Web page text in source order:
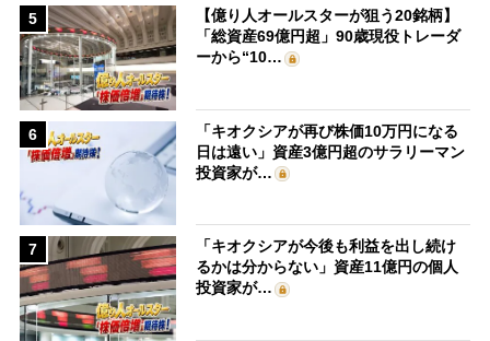
5
【億り人オールスターが狙う20銘柄】
「総資産69億円超」90歳現役トレーダ
ーから“10…
6
「キオクシアが再び株価10万円になる
日は遠い」資産3億円超のサラリーマン
投資家が…
7
「キオクシアが今後も利益を出し続け
るかは分からない」資産11億円の個人
投資家が…